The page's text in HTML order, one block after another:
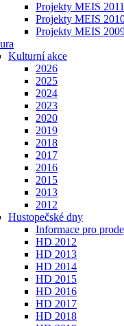
Projekty MEIS 2011
Projekty MEIS
Projekty MEIS
Kulturní akce
2026
2025
2024
2023
2020
2019
2018
2017
2016
2015
2013
2012
Hustopečské dny
Informace pro
HD 2012
HD 2013
HD 2014
HD 2015
HD 2016
HD 2017
HD 2018